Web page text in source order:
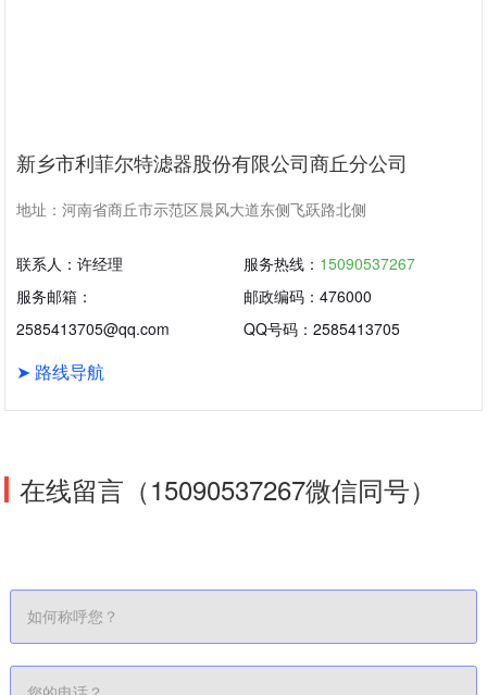
新乡市利菲尔特滤器股份有限公司商丘分公司
地址：河南省商丘市示范区晨风大道东侧飞跃路北侧
联系人：许经理 服务热线： 15090537267
服务邮箱：
2585413705@qq.com
邮政编码：476000
QQ号码：2585413705
➤ 路线导航
在线留言（15090537267微信同号）